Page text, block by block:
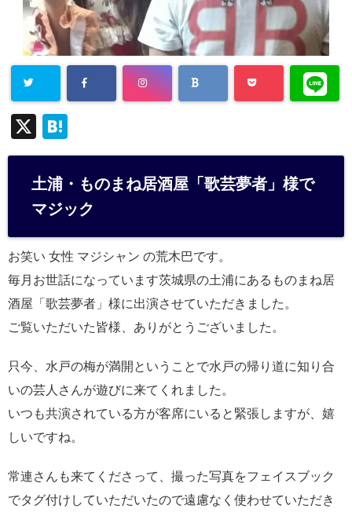
X
at
e
n
土浦・ものまね居酒屋「歌芸夢者」様で
マジック
お笑い 女性 マジシャン の荒木巴です。
毎月お世話になっています茨城県の土浦にあるものまね居
酒屋「歌芸夢者」様に出演させていただきました。
ご覧いただいた皆様、ありがとうございました。
只今、水戸の梅が満開ということで水戸の帰り道に知り合
いの芸人さんが遊びに来てくれました。
いつも共演されている方が客席にいると緊張しますが、嬉
しいですね。
常連さんも来てくださって、撮った写真をフェイスブック
でタグ付けしていただいたので遠慮なく使わせていただき